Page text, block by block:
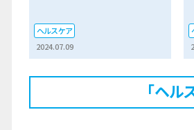
ヘルスケア
2024.07.09
「ヘル